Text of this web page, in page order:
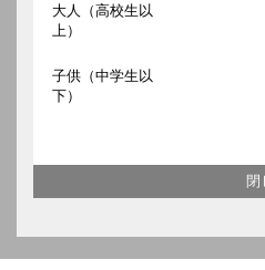
大人（高校生以
上）
子供（中学生以
下）